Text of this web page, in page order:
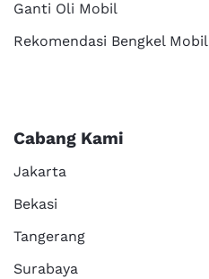
Ganti Oli Mobil
Rekomendasi Bengkel Mobil
Cabang Kami
Jakarta
Bekasi
Tangerang
Surabaya